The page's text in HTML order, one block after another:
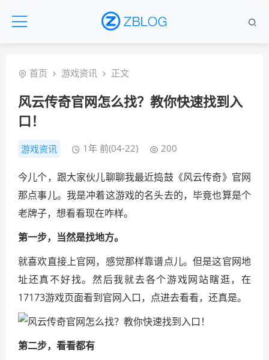
首页 游戏资讯 正文
风云传奇官网怎么找？教你快速找到入
口！
游戏资讯 1年 前(04-22) 200
今儿个，跟大家伙儿聊聊我最近捣鼓《风云传奇》官网
那点事儿。我是冲着这游戏的名头去的，毕竟也算是个
老牌子，想看看现在咋样。
第一步，当然是找地方。
就喜欢直接上官网，感觉那样靠谱点儿。但是这官网地
址还真不好找。然后我就去各个游戏网站瞎逛，在
17173游戏页面看到官网入口，点进去看看，还真是。
第二步，看看都有